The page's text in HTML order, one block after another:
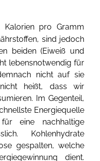
Kalorien pro Gramm
sind jedoch
beiden (Eiweiß und
lebensnotwendig für
nicht auf sie
heißt, dass wir
Im Gegenteil,
Energiequelle
eine nachhaltige
Kohlenhydrate
gespalten, welche
dient.